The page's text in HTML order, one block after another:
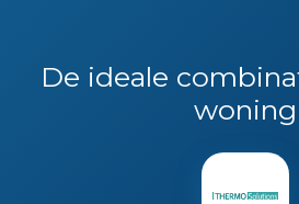
De ideale
woning